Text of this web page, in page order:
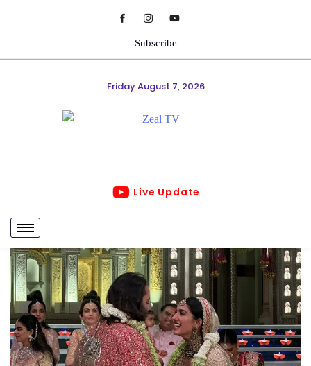
Subscribe
Friday August 7, 2026
Live Update